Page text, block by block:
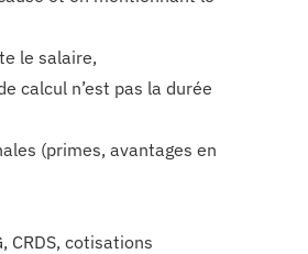
le salaire,
calcul n’est pas la durée
(primes, avantages en
cotisations